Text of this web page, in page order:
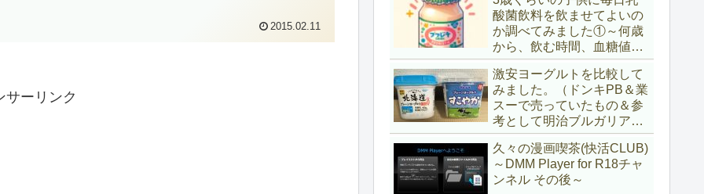
2015.02.11
サーリンク
酸菌飲料を飲ませてよいの
か調べてみました①～何歳
から、飲む時間、血糖値ス
パイク～
激安ヨーグルトを比較して
みました。（ドンキPB＆業
スーで売っていたもの＆参
考として明治ブルガリアヨ
ーグルト)
久々の漫画喫茶(快活CLUB)
～DMM Player for R18チャ
ンネル その後～